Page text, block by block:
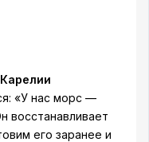
«У нас морс —
восстанавливает
его заранее и